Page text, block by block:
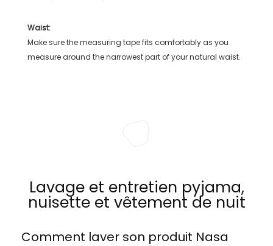
Waist:
Make sure the measuring tape fits comfortably as you
measure around the narrowest part of your natural waist.
Lavage et entretien pyjama,
nuisette et vêtement de nuit
Comment laver son produit Nasa